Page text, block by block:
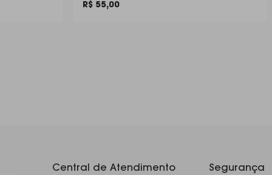
R$ 55,00
Central de Atendimento
Segurança